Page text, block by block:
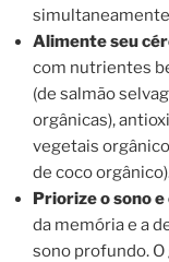
Alimente seu
com nutrientes
(de salmão
orgânicas),
vegetais
de coco
Priorize o sono
da memória e a
sono profundo.